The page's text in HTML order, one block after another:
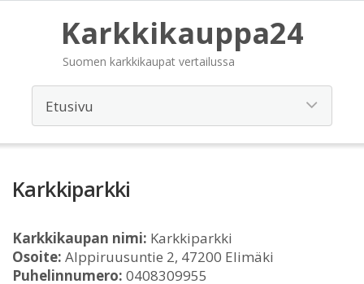
Karkkikauppa24
Suomen karkkikaupat vertailussa
Karkkiparkki
Karkkikaupan nimi: Karkkiparkki
Osoite: Alppiruusuntie 2, 47200 Elimäki
Puhelinnumero: 0408309955